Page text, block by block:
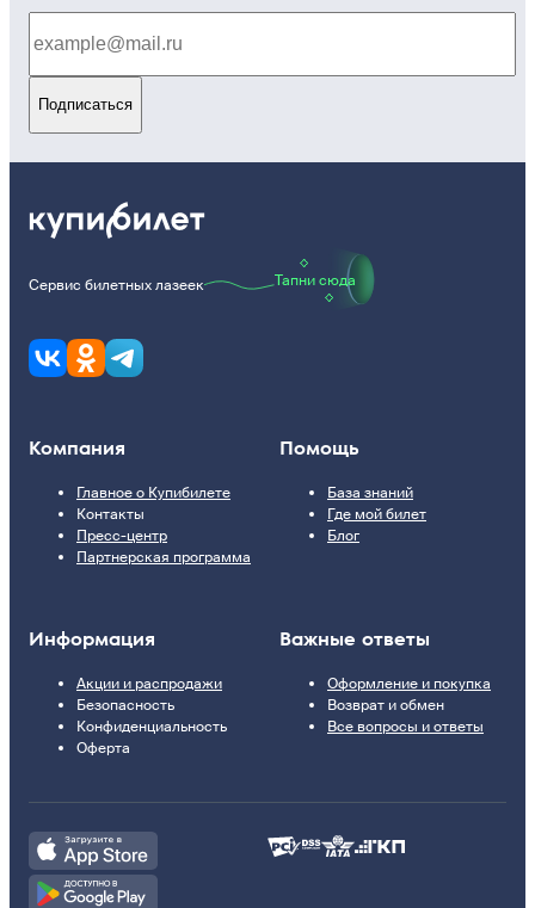
Подписаться
Сервис билетных лазеек Тапни сюда
Компания
Главное о Купибилете
Контакты
Пресс-центр
Партнерская программа
Помощь
База знаний
Где мой билет
Блог
Информация
Акции и распродажи
Безопасность
Конфиденциальность
Оферта
Важные ответы
Оформление и покупка
Возврат и обмен
Все вопросы и ответы